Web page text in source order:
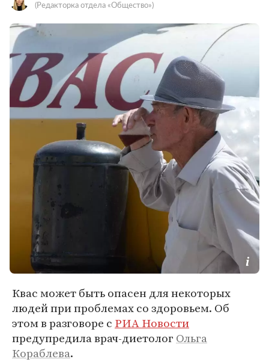
(Редакторка отдела «Общество»)
Квас может быть опасен для некоторых
людей при проблемах со здоровьем. Об
этом в разговоре с РИА Новости
предупредила врач-диетолог Ольга
Кораблева.